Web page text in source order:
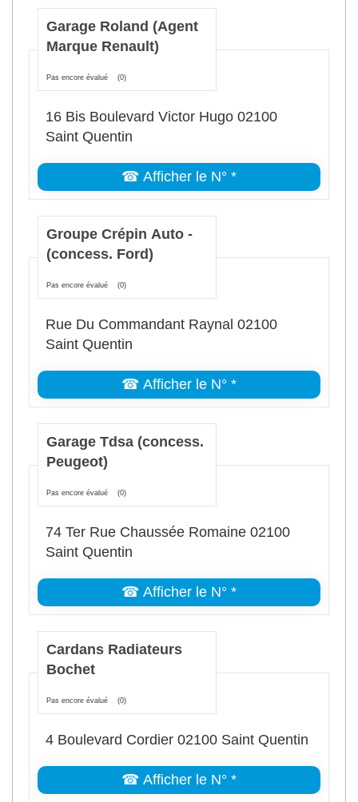
Garage Roland (Agent
Marque Renault)
Pas encore évalué (0)
16 Bis Boulevard Victor Hugo 02100
Saint Quentin
☎ Afficher le N° *
Groupe Crépin Auto -
(concess. Ford)
Pas encore évalué (0)
Rue Du Commandant Raynal 02100
Saint Quentin
☎ Afficher le N° *
Garage Tdsa (concess.
Peugeot)
Pas encore évalué (0)
74 Ter Rue Chaussée Romaine 02100
Saint Quentin
☎ Afficher le N° *
Cardans Radiateurs
Bochet
Pas encore évalué (0)
4 Boulevard Cordier 02100 Saint Quentin
☎ Afficher le N° *